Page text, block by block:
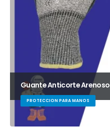
Guante Anticorte Arenoso
PROTECCION PARA MANOS